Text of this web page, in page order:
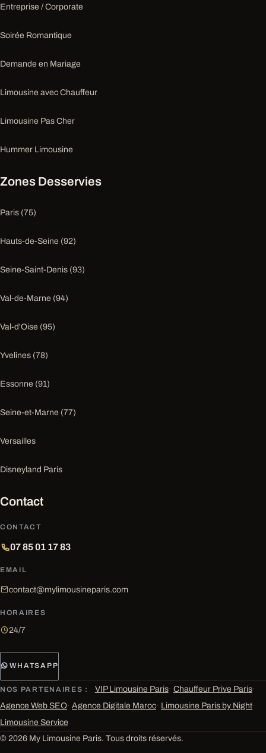
Entreprise / Corporate
Soirée Romantique
Demande en Mariage
Limousine avec Chauffeur
Limousine Pas Cher
Hummer Limousine
Zones Desservies
Paris (75)
Hauts-de-Seine (92)
Seine-Saint-Denis (93)
Val-de-Marne (94)
Val-d'Oise (95)
Yvelines (78)
Essonne (91)
Seine-et-Marne (77)
Versailles
Disneyland Paris
Contact
CONTACT
07 85 01 17 83
EMAIL
contact@mylimousineparis.com
HORAIRES
24/7
WHATSAPP
NOS PARTENAIRES : VIP Limousine Paris· Chauffeur Prive Paris·
Agence Web SEO· Agence Digitale Maroc· Limousine Paris by Night·
Limousine Service
© 2026 My Limousine Paris. Tous droits réservés.